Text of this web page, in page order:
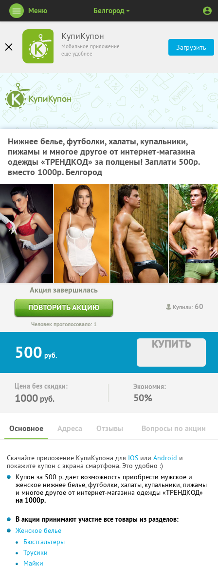
КупиКупон
Мобильное приложение
ещё удобнее
Загрузить
Меню Белгород
Нижнее белье, футболки, халаты, купальники,
пижамы и многое другое от интернет-магазина
одежды «ТРЕНДКОД» за полцены! Заплати 500р.
вместо 1000р. Белгород
Купили: 60
Акция завершилась
ПОВТОРИТЬ АКЦИЮ
Человек проголосовало: 1
500 руб.
КУПИТЬ
Цена без скидки:
1000 руб.
Экономия:
50%
Основное Отзывы Вопросы по акции
Адреса
Скачайте приложение КупиКупона для IOS или Android и
покажите купон с экрана смартфона. Это удобно :)
Купон за 500 р. дает возможность приобрести мужское и
женское нижнее белье, футболки, халаты, купальники, пижамы
и многое другое от интернет-магазина одежды «ТРЕНДКОД»
на 1000р.
В акции принимают участие все товары из разделов:
Женское белье
Бюстгальтеры
Трусики
Майки